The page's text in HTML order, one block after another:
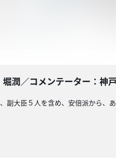
潤／コメンテーター：神
大臣５人を含め、安倍派から、